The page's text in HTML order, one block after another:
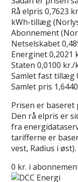
Rå elpris 0,7623
kWh-tillæg
Abonnement
Netselskabet
Energinet0,2021
Staten 0,0100 kr./
Samlet fast tillæg
Samlet pris
Prisen er
Den rå elpris er
fra
tarifferne er
vest, Radius i øst).
0 kr. i